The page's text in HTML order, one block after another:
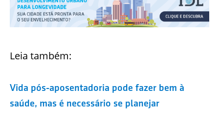
Leia também:
Vida pós-aposentadoria pode fazer bem à
saúde, mas é necessário se planejar